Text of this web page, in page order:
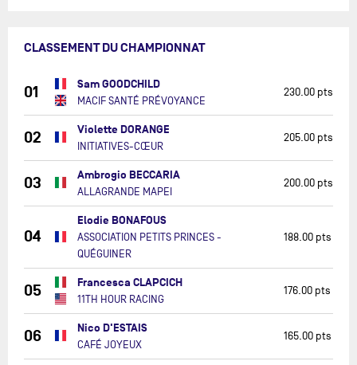
CLASSEMENT DU CHAMPIONNAT
01 Sam GOODCHILD
MACIF SANTÉ PRÉVOYANCE
230.00 pts
02 Violette DORANGE
INITIATIVES-CŒUR
205.00 pts
03 Ambrogio BECCARIA
ALLAGRANDE MAPEI
200.00 pts
04
Elodie BONAFOUS
ASSOCIATION PETITS PRINCES -
QUÉGUINER
188.00 pts
05 Francesca CLAPCICH
11TH HOUR RACING
176.00 pts
06 Nico D'ESTAIS
CAFÉ JOYEUX
165.00 pts